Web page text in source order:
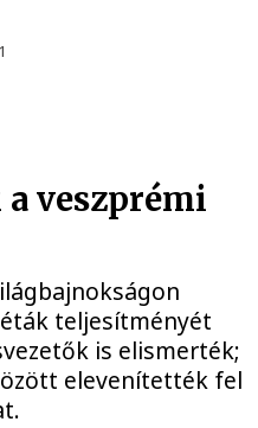
veszprémi
teljesítményét
is elismerték;
elevenítették fel